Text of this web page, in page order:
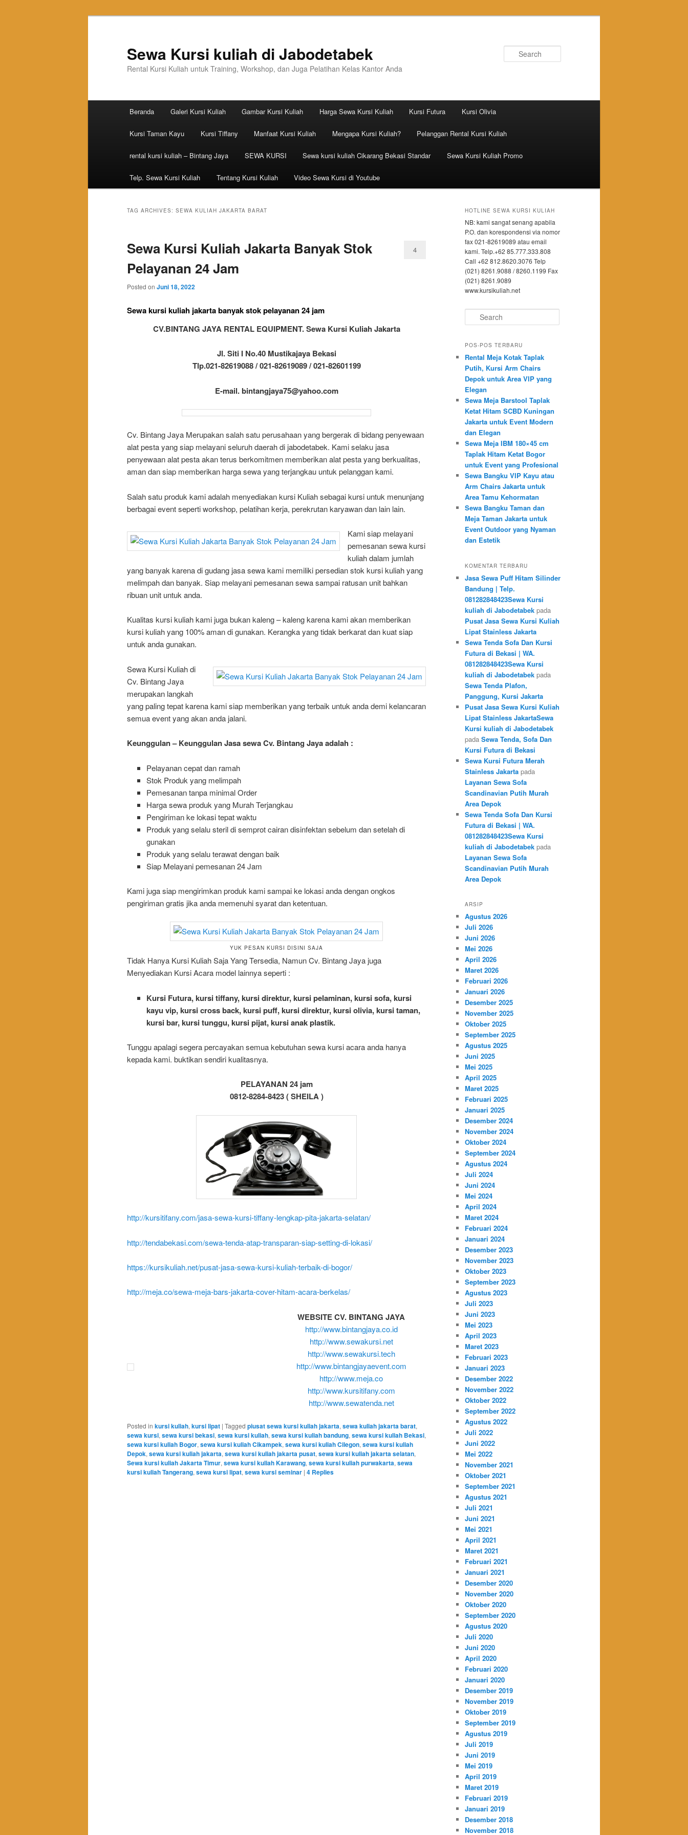
Sewa Kursi kuliah di Jabodetabek
Rental Kursi Kuliah untuk Training, Workshop, dan Juga Pelatihan Kelas Kantor Anda
Skip to primary content
Skip to secondary content
Beranda Galeri Kursi Kuliah Gambar Kursi Kuliah Harga Sewa Kursi Kuliah Kursi Futura Kursi Olivia
Kursi Taman Kayu Kursi Tiffany Manfaat Kursi Kuliah Mengapa Kursi Kuliah? Pelanggan Rental Kursi Kuliah
rental kursi kuliah – Bintang Jaya SEWA KURSI Sewa kursi kuliah Cikarang Bekasi Standar Sewa Kursi Kuliah Promo
Telp. Sewa Kursi Kuliah Tentang Kursi Kuliah Video Sewa Kursi di Youtube
TAG ARCHIVES: SEWA KULIAH JAKARTA BARAT
Sewa Kursi Kuliah Jakarta Banyak Stok
Pelayanan 24 Jam
Posted on Juni 18, 2022
4
Sewa kursi kuliah jakarta banyak stok pelayanan 24 jam
CV.BINTANG JAYA RENTAL EQUIPMENT. Sewa Kursi Kuliah Jakarta
Jl. Siti I No.40 Mustikajaya Bekasi
Tlp.021-82619088 / 021-82619089 / 021-82601199
E-mail. bintangjaya75@yahoo.com
Cv. Bintang Jaya Merupakan salah satu perusahaan yang bergerak di bidang penyewaan
alat pesta yang siap melayani seluruh daerah di jabodetabek. Kami selaku jasa
penyewaan alat pesta akan terus berkomitmen memberikan alat pesta yang berkualitas,
aman dan siap memberikan harga sewa yang terjangkau untuk pelanggan kami.
Salah satu produk kami adalah menyediakan kursi Kuliah sebagai kursi untuk menunjang
berbagai event seperti workshop, pelatihan kerja, perekrutan karyawan dan lain lain.
Kami siap melayani
pemesanan sewa kursi
kuliah dalam jumlah
yang banyak karena di gudang jasa sewa kami memiliki persedian stok kursi kuliah yang
melimpah dan banyak. Siap melayani pemesanan sewa sampai ratusan unit bahkan
ribuan unit untuk anda.
Kualitas kursi kuliah kami juga bukan kaleng – kaleng karena kami akan memberikan
kursi kuliah yang 100% aman di gunakan. Kerangka yang tidak berkarat dan kuat siap
untuk anda gunakan.
Sewa Kursi Kuliah di
Cv. Bintang Jaya
merupakan langkah
yang paling tepat karena kami siap memberikan yang terbaik untuk anda demi kelancaran
semua event yang akan anda jalani.
Keunggulan – Keunggulan Jasa sewa Cv. Bintang Jaya adalah :
Pelayanan cepat dan ramah
Stok Produk yang melimpah
Pemesanan tanpa minimal Order
Harga sewa produk yang Murah Terjangkau
Pengiriman ke lokasi tepat waktu
Produk yang selalu steril di semprot cairan disinfektan sebelum dan setelah di
gunakan
Produk yang selalu terawat dengan baik
Siap Melayani pemesanan 24 Jam
Kami juga siap mengirimkan produk kami sampai ke lokasi anda dengan ongkos
pengiriman gratis jika anda memenuhi syarat dan ketentuan.
YUK PESAN KURSI DISINI SAJA
Tidak Hanya Kursi Kuliah Saja Yang Tersedia, Namun Cv. Bintang Jaya juga
Menyediakan Kursi Acara model lainnya seperti :
Kursi Futura, kursi tiffany, kursi direktur, kursi pelaminan, kursi sofa, kursi
kayu vip, kursi cross back, kursi puff, kursi direktur, kursi olivia, kursi taman,
kursi bar, kursi tunggu, kursi pijat, kursi anak plastik.
Tunggu apalagi segera percayakan semua kebutuhan sewa kursi acara anda hanya
kepada kami. buktikan sendiri kualitasnya.
PELAYANAN 24 jam
0812-8284-8423 ( SHEILA )
http://kursitifany.com/jasa-sewa-kursi-tiffany-lengkap-pita-jakarta-selatan/
http://tendabekasi.com/sewa-tenda-atap-transparan-siap-setting-di-lokasi/
https://kursikuliah.net/pusat-jasa-sewa-kursi-kuliah-terbaik-di-bogor/
http://meja.co/sewa-meja-bars-jakarta-cover-hitam-acara-berkelas/
WEBSITE CV. BINTANG JAYA
http://www.bintangjaya.co.id
http://www.sewakursi.net
http://www.sewakursi.tech
http://www.bintangjayaevent.com
http://www.meja.co
http://www.kursitifany.com
http://www.sewatenda.net
Posted in kursi kuliah, kursi lipat | Tagged piusat sewa kursi kuliah jakarta, sewa kuliah jakarta barat,
sewa kursi, sewa kursi bekasi, sewa kursi kuliah, sewa kursi kuliah bandung, sewa kursi kuliah Bekasi,
sewa kursi kuliah Bogor, sewa kursi kuliah Cikampek, sewa kursi kuliah Cilegon, sewa kursi kuliah
Depok, sewa kursi kuliah jakarta, sewa kursi kuliah jakarta pusat, sewa kursi kuliah jakarta selatan,
Sewa kursi kuliah Jakarta Timur, sewa kursi kuliah Karawang, sewa kursi kuliah purwakarta, sewa
kursi kuliah Tangerang, sewa kursi lipat, sewa kursi seminar | 4 Replies
HOTLINE SEWA KURSI KULIAH
NB: kami sangat senang apabila
P.O. dan korespondensi via nomor
fax 021-82619089 atau email
kami. Telp.+62 85.777.333.808
Call +62 812.8620.3076 Telp
(021) 8261.9088 / 8260.1199 Fax
(021) 8261.9089
www.kursikuliah.net
Search
POS-POS TERBARU
Rental Meja Kotak Taplak
Putih, Kursi Arm Chairs
Depok untuk Area VIP yang
Elegan
Sewa Meja Barstool Taplak
Ketat Hitam SCBD Kuningan
Jakarta untuk Event Modern
dan Elegan
Sewa Meja IBM 180×45 cm
Taplak Hitam Ketat Bogor
untuk Event yang Profesional
Sewa Bangku VIP Kayu atau
Arm Chairs Jakarta untuk
Area Tamu Kehormatan
Sewa Bangku Taman dan
Meja Taman Jakarta untuk
Event Outdoor yang Nyaman
dan Estetik
KOMENTAR TERBARU
Jasa Sewa Puff Hitam Silinder
Bandung | Telp.
081282848423Sewa Kursi
kuliah di Jabodetabek pada
Pusat Jasa Sewa Kursi Kuliah
Lipat Stainless Jakarta
Sewa Tenda Sofa Dan Kursi
Futura di Bekasi | WA.
081282848423Sewa Kursi
kuliah di Jabodetabek pada
Sewa Tenda Plafon,
Panggung, Kursi Jakarta
Pusat Jasa Sewa Kursi Kuliah
Lipat Stainless JakartaSewa
Kursi kuliah di Jabodetabek
pada Sewa Tenda, Sofa Dan
Kursi Futura di Bekasi
Sewa Kursi Futura Merah
Stainless Jakarta pada
Layanan Sewa Sofa
Scandinavian Putih Murah
Area Depok
Sewa Tenda Sofa Dan Kursi
Futura di Bekasi | WA.
081282848423Sewa Kursi
kuliah di Jabodetabek pada
Layanan Sewa Sofa
Scandinavian Putih Murah
Area Depok
ARSIP
Agustus 2026
Juli 2026
Juni 2026
Mei 2026
April 2026
Maret 2026
Februari 2026
Januari 2026
Desember 2025
November 2025
Oktober 2025
September 2025
Agustus 2025
Juni 2025
Mei 2025
April 2025
Maret 2025
Februari 2025
Januari 2025
Desember 2024
November 2024
Oktober 2024
September 2024
Agustus 2024
Juli 2024
Juni 2024
Mei 2024
April 2024
Maret 2024
Februari 2024
Januari 2024
Desember 2023
November 2023
Oktober 2023
September 2023
Agustus 2023
Juli 2023
Juni 2023
Mei 2023
April 2023
Maret 2023
Februari 2023
Januari 2023
Desember 2022
November 2022
Oktober 2022
September 2022
Agustus 2022
Juli 2022
Juni 2022
Mei 2022
November 2021
Oktober 2021
September 2021
Agustus 2021
Juli 2021
Juni 2021
Mei 2021
April 2021
Maret 2021
Februari 2021
Januari 2021
Desember 2020
November 2020
Oktober 2020
September 2020
Agustus 2020
Juli 2020
Juni 2020
April 2020
Februari 2020
Januari 2020
Desember 2019
November 2019
Oktober 2019
September 2019
Agustus 2019
Juli 2019
Juni 2019
Mei 2019
April 2019
Maret 2019
Februari 2019
Januari 2019
Desember 2018
November 2018